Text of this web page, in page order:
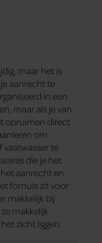
maar het is
aanrecht te
in een
maar als je van
opruimen direct
om
vaatwasser te
die je het
aanrecht en
fornuis zit voor
makkelijk bij
makkelijk
zicht liggen.